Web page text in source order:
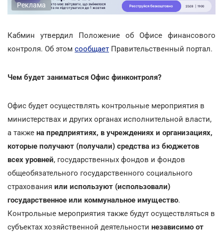
Реклама
Кабмин утвердил Положение об Офисе финансового
контроля. Об этом сообщает Правительственный портал.
Чем будет заниматься Офис финконтроля?
Офис будет осуществлять контрольные мероприятия в
министерствах и других органах исполнительной власти,
а также на предприятиях, в учреждениях и организациях,
которые получают (получали) средства из бюджетов
всех уровней, государственных фондов и фондов
общеобязательного государственного социального
страхования или используют (использовали)
государственное или коммунальное имущество.
Контрольные мероприятия также будут осуществляться в
субъектах хозяйственной деятельности независимо от